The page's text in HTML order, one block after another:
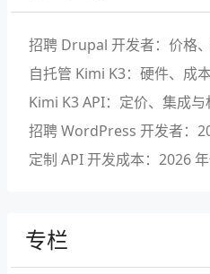
招聘 Drupal 开发者：价格
自托管 Kimi K3：硬件、成
Kimi K3 API：定价、集成与
招聘 WordPress 开发者：
定制 API 开发成本：2026
专栏